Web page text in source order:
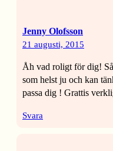
Jenny Olofsson
21 augusti, 2015
Åh vad roligt för dig!
som helst ju och kan
passa dig ! Grattis
Svara